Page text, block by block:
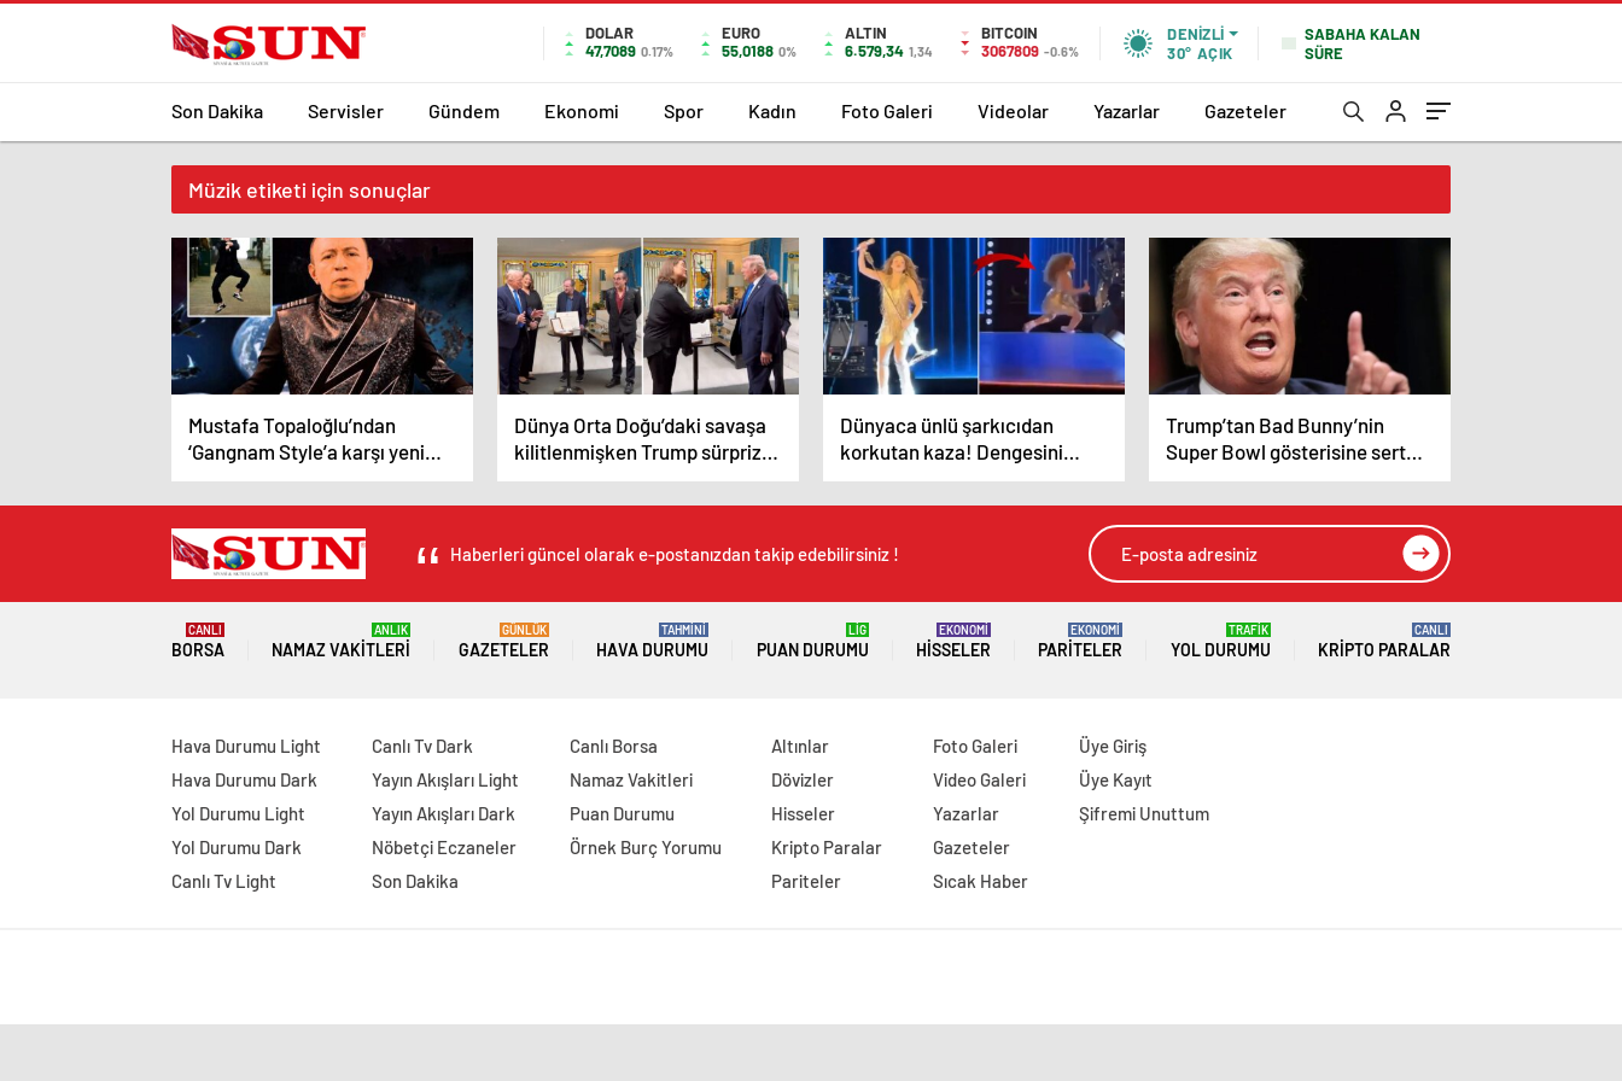
DOLAR
47,7089 0.17%
EURO
55,0188 0%
ALTIN
6.579,34 1,34
BITCOIN
3067809 -0.6%
DENIZLI
30° AÇIK
SABAHA KALAN
SÜRE
Son Dakika Servisler Gündem Ekonomi Spor Kadın Foto Galeri Videolar Yazarlar Gazeteler
Müzik etiketi için sonuçlar
Mustafa Topaloğlu’ndan
‘Gangnam Style’a karşı yeni
şarkı: Bambam Star
Dünya Orta Doğu’daki savaşa
kilitlenmişken Trump sürpriz
bir yerde ortaya çıktı
Dünyaca ünlü şarkıcıdan
korkutan kaza! Dengesini
kaybedip yere düştü
Trump’tan Bad Bunny’nin
Super Bowl gösterisine sert
tepki
Haberleri güncel olarak e-postanızdan takip edebilirsiniz !
BORSA
CANLI
NAMAZ VAKITLERI
ANLIK
GAZETELER
GÜNLÜK
HAVA DURUMU
TAHMİNİ
PUAN DURUMU
LİG
HISSELER
EKONOMİ
PARITELER
EKONOMİ
YOL DURUMU
TRAFİK
KRIPTO PARALAR
CANLI
Hava Durumu Light
Hava Durumu Dark
Yol Durumu Light
Yol Durumu Dark
Canlı Tv Light
Canlı Tv Dark
Yayın Akışları Light
Yayın Akışları Dark
Nöbetçi Eczaneler
Son Dakika
Canlı Borsa
Namaz Vakitleri
Puan Durumu
Örnek Burç Yorumu
Altınlar
Dövizler
Hisseler
Kripto Paralar
Pariteler
Foto Galeri
Video Galeri
Yazarlar
Gazeteler
Sıcak Haber
Üye Giriş
Üye Kayıt
Şifremi Unuttum